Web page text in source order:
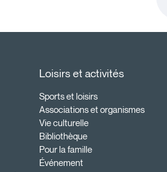
Loisirs et activités
Sports et loisirs
Associations et organismes
Vie culturelle
Bibliothèque
Pour la famille
Événement